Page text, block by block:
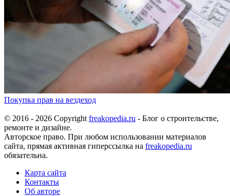
Покупка прав на вездеход
© 2016 - 2026 Copyright freakopedia.ru - Блог о строительстве,
ремонте и дизайне.
Авторское право. При любом использовании материалов
сайта, прямая активная гиперссылка на freakopedia.ru
обязательна.
Карта сайта
Контакты
Об авторе